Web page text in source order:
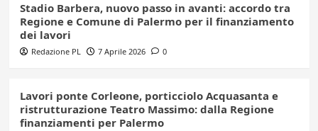
Stadio Barbera, nuovo passo in avanti: accordo tra
Regione e Comune di Palermo per il finanziamento
dei lavori
Redazione PL 7 Aprile 2026 0
Lavori ponte Corleone, porticciolo Acquasanta e
ristrutturazione Teatro Massimo: dalla Regione
finanziamenti per Palermo